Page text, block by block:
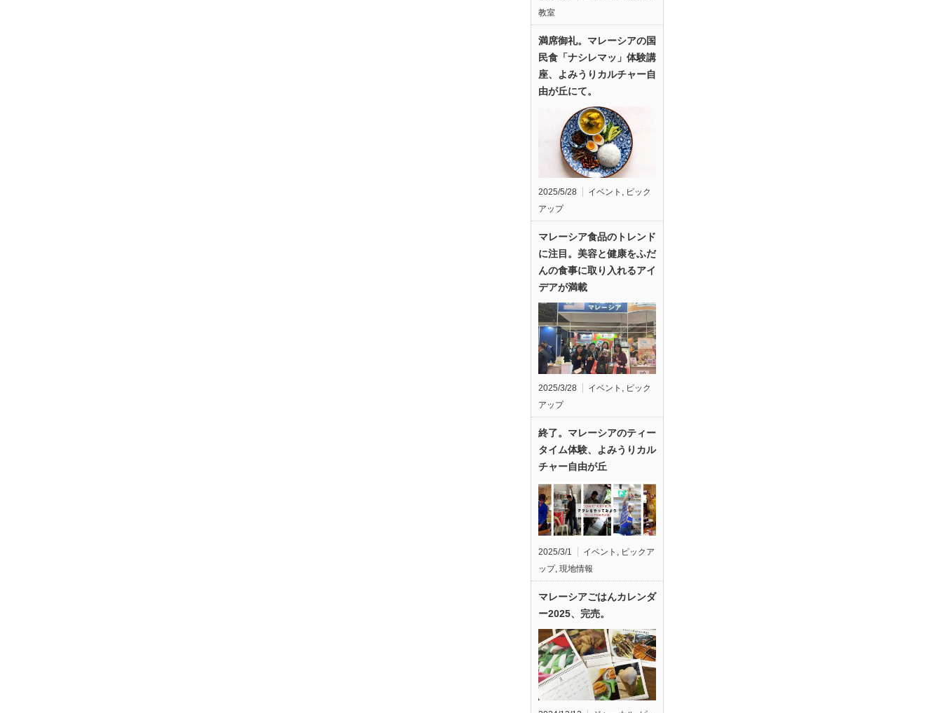
教室
満席御礼。マレーシアの国
民食「ナシレマッ」体験講
座、よみうりカルチャー自
由が丘にて。
2025/5/28 イベント , ピック
アップ
マレーシア食品のトレンド
に注目。美容と健康をふだ
んの食事に取り入れるアイ
デアが満載
2025/3/28 イベント
ピック
アップ
終了。マレーシアのティー
タイム体験、よみうりカル
チャー自由が丘
2025/3/1 イベント , ピックア
ップ, 現地情報
マレーシアごはんカレンダ
ー2025、完売。